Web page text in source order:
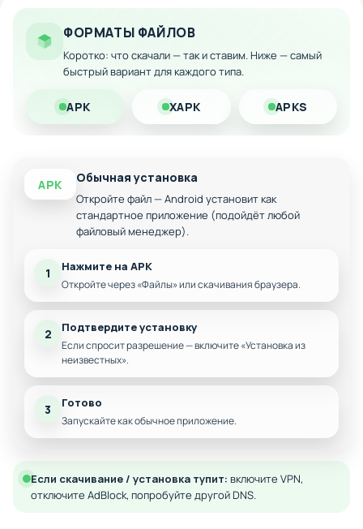
Скачайте модифицированную версию Dragon Shadow
Warriors на Android прямо сейчас и получите максимум
удовольствия от интенсивных боёв без финансовых
ФОРМАТЫ ФАЙЛОВ
Коротко: что скачали — так и ставим. Ниже — самый
быстрый вариант для каждого типа.
APK XAPK APKS
APK Обычная установка
Откройте файл — Android установит как
стандартное приложение (подойдёт любой
файловый менеджер).
1 Нажмите на APK
Откройте через «Файлы» или скачивания браузера.
2 Подтвердите установку
Если спросит разрешение — включите «Установка из
неизвестных».
3 Готово
Запускайте как обычное приложение.
Если скачивание / установка тупит: включите VPN,
отключите AdBlock, попробуйте другой DNS.